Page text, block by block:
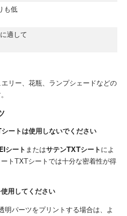
も低
適して
リー、花瓶、ランプシェードなどの
ートは使用しないでください
シート またはサテンTXTシートによ
トTXTシートでは十分な密着性が得
用してください
明パーツをプリントする場合は、よ